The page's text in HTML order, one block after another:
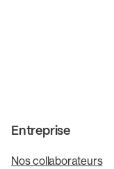
Entreprise
Nos collaborateurs